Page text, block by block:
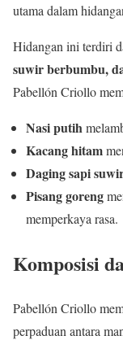
utama dalam
Hidangan ini terdiri
suwir berbumbu,
Pabellón Criollo
Nasi putih
Kacang hitam
Daging sapi
Pisang goreng
memperkaya rasa.
Komposisi
Pabellón Criollo
perpaduan antara